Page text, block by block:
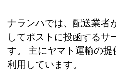
ナランハでは、配送業者
してポストに投函するサ
す。 主にヤマト運輸の
利用しています。